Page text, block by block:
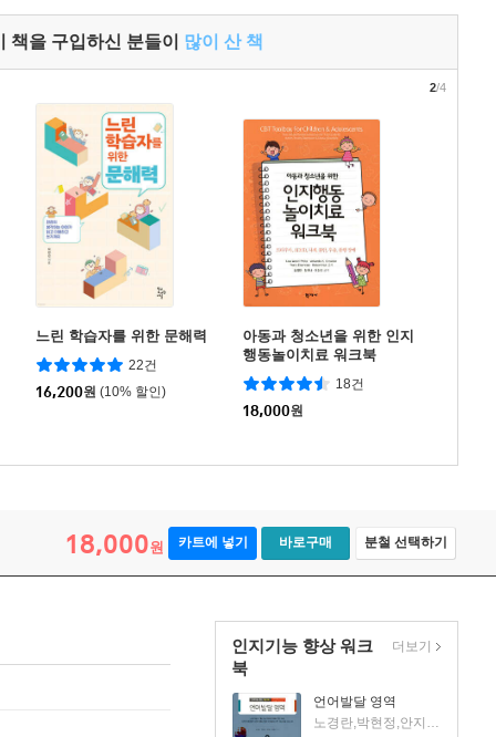
책을 구입하신 분들이 많이 산 책
느린 학습자를 위한 문해력
22건
16,200원 (10% 할인)
아동과 청소년을 위한 인지
행동놀이치료 워크북
18건
18,000원
2/4
18,000원 카트에 넣기 바로구매 분철 선택하기
인지기능 향상 워크
북
언어발달 영역
노경란,박현정,안지현,전영미 공저
더보기